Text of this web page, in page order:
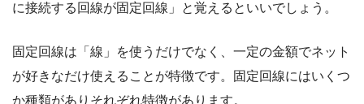
に接続する回線が固定回線」と覚えるといいでしょう。
固定回線は「線」を使うだけでなく、一定の金額でネット
が好きなだけ使えることが特徴です。固定回線にはいくつ
か種類がありそれぞれ特徴があります。